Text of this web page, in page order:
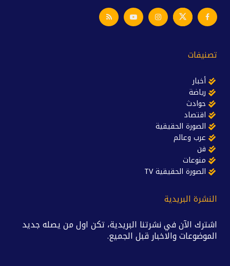
تصنيفات
أخبار
رياضة
حوادث
اقتصاد
الصورة الحقيقية
عرب وعالم
فن
منوعات
الصورة الحقيقية TV
النشرة البريدية
اشترك الآن في نشرتنا البريدية، تكن اول من يصله جديد
الموضوعات والاخبار قبل الجميع.